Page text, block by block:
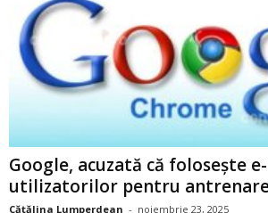
Google, acuzată că folosește
utilizatorilor pentru
Cătălina Lumperdean - noiembrie 23, 2025